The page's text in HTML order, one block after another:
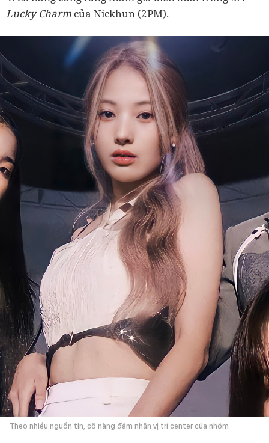
Lucky Charm của Nickhun (2PM).
Theo nhiều nguồn tin, cô nàng đảm nhận vị trí center của nhóm